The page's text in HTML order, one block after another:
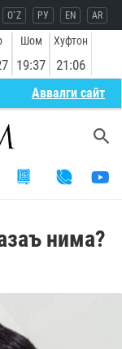
O`Z РУ EN AR
Шом
19:37
Хуфтон
21:06
Aввалги сайт
нима?